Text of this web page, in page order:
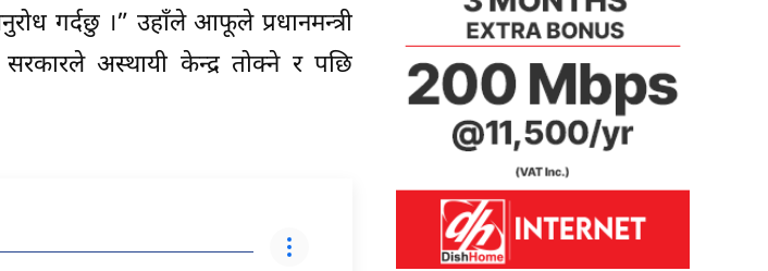
गर्दछु ।” उहाँले आफूले प्रधानमन्त्री
अस्थायी केन्द्र तोक्ने र पछि